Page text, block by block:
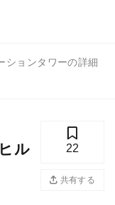
ションタワーの詳細
ル
22
共有する